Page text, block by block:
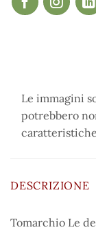
Le immagini
potrebbero
DESCRIZIONE
Tomarchio Le